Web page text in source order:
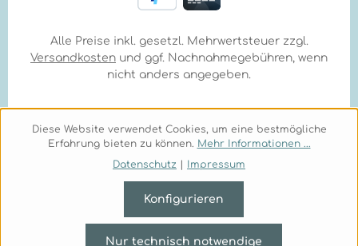
Alle Preise inkl. gesetzl. Mehrwertsteuer zzgl.
Versandkosten und ggf. Nachnahmegebühren, wenn
nicht anders angegeben.
Diese Website verwendet Cookies, um eine bestmögliche
Erfahrung bieten zu können. Mehr Informationen ...
Datenschutz
Impressum
Nur technisch notwendige
Konfigurieren